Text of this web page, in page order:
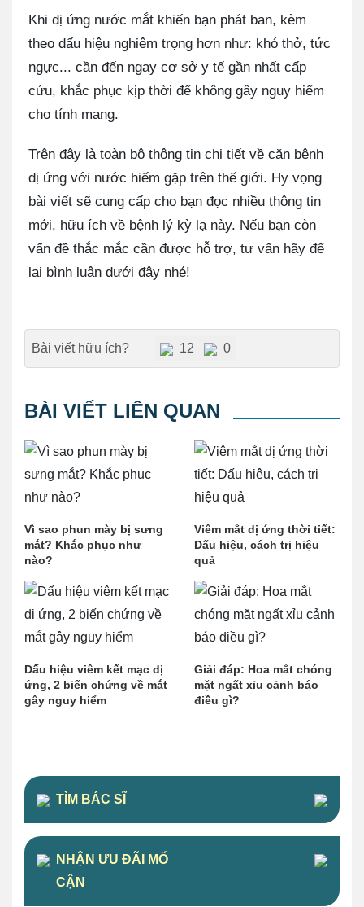
Khi dị ứng nước mắt khiến bạn phát ban, kèm
theo dấu hiệu nghiêm trọng hơn như: khó thở, tức
ngực... cần đến ngay cơ sở y tế gần nhất cấp
cứu, khắc phục kịp thời để không gây nguy hiểm
cho tính mạng.
Trên đây là toàn bộ thông tin chi tiết về căn bệnh
dị ứng với nước hiếm gặp trên thế giới. Hy vọng
bài viết sẽ cung cấp cho bạn đọc nhiều thông tin
mới, hữu ích về bệnh lý kỳ lạ này. Nếu bạn còn
vấn đề thắc mắc cần được hỗ trợ, tư vấn hãy để
lại bình luận dưới đây nhé!
Bài viết hữu ích? 12 0
BÀI VIẾT LIÊN QUAN
Vì sao phun mày bị sưng
mắt? Khắc phục như
nào?
Viêm mắt dị ứng thời tiết:
Dấu hiệu, cách trị hiệu
quả
Dấu hiệu viêm kết mạc dị
ứng, 2 biến chứng về mắt
gây nguy hiểm
Giải đáp: Hoa mắt chóng
mặt ngất xỉu cảnh báo
điều gì?
TÌM BÁC SĨ
NHẬN ƯU ĐÃI MỔ
CẬN